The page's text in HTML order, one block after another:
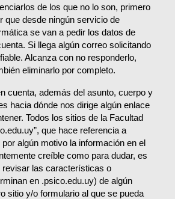
de los que no lo son, primero
que desde ningún servicio de
se van a pedir los datos de
Si llega algún correo solicitando
Alcanza con no responderlo,
eliminarlo por completo.
cuenta, además del asunto, cuerpo y
hacia dónde nos dirige algún enlace
Todos los sitios de la Facultad
que hace referencia a
algún motivo la información en el
creíble como para dudar, es
revisar las características o
en .psico.edu.uy) de algún
sitio y/o formulario al que se pueda